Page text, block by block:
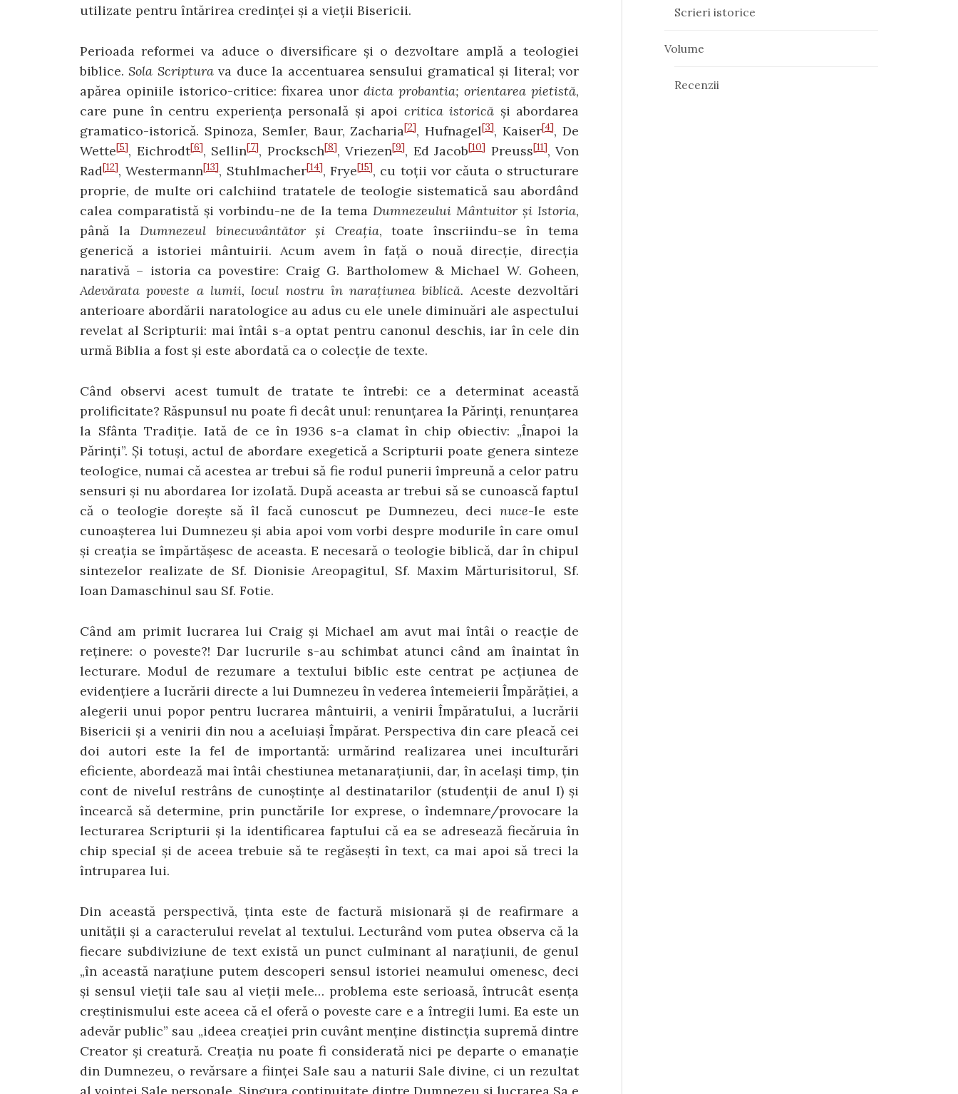
utilizate pentru întărirea credinței și a vieții Bisericii.
Perioada reformei va aduce o diversificare și o dez­voltare amplă a teologiei
biblice.Sola Scripturava duce la accentuarea sensului gramatical și literal; vor
apărea opini­ile istorico-critice: fixarea unor dicta probantia; orientarea pie­tistă,
care pune în centru experiența personală și apoi critica istorică și abordarea
gramatico-istorică. Spinoza, Semler, Baur, Zacharia[2], Hufnagel[3], Kaiser[4], De
Wette[5], Eichrodt[6], Sellin[7], Procksch[8], Vriezen[9], Ed Jacob[10] Preuss[11], Von
Rad[12], Westermann[13], Stuhlmacher[14], Frye[15], cu toții vor căuta o structurare
proprie, de multe ori calchiind tratatele de te­ologie sistematică sau abordând
calea comparatistă și vorbindu-ne de la tema Dumnezeului Mântuitor și Istoria,
până laDumnezeul binecuvântător și Creația, toate înscriindu-se în tema
generică a istoriei mântuirii. Acum avem în față o nouă direcție, direcția
narativă – istoria ca povestire: Craig G. Bartholomew & Michael W. Goheen,
Adevărata poveste a lumii, locul nostru în narațiunea biblică. Aceste dezvoltări
anterioare abordării naratologice au adus cu ele unele dimi­nuări ale aspectului
revelat al Scripturii: mai întâi s-a optat pentru canonul deschis, iar în cele din
urmă Biblia a fost și este abordată ca o colecție de texte.
Când observi acest tumult de tratate te întrebi: ce a de­terminat această
prolificitate? Răspunsul nu poate fi decât unul: renunțarea la Părinți, renunțarea
la Sfânta Tradiție. Iată de ce în 1936 s-a clamat în chip obiectiv: „Înapoi la
Părinți”. Și totuși, actul de abordare exegetică a Scripturii poa­te genera sinteze
teologice, numai că acestea ar trebui să fie rodul punerii împreună a celor patru
sensuri și nu aborda­rea lor izolată. După aceasta ar trebui să se cunoască faptul
că o teologie dorește să îl facă cunoscut pe Dumnezeu, decinuce-le este
cunoașterea lui Dumnezeu și abia apoi vom vor­bi despre modurile în care omul
și creația se împărtășesc de aceasta. E necesară o teologie biblică, dar în chipul
sinteze­lor realizate de Sf. Dionisie Areopagitul, Sf. Maxim Mărturisitorul, Sf.
Ioan Damaschinul sau Sf. Fotie.
Când am primit lucrarea lui Craig și Michael am avut mai întâi o reacție de
reținere: o poveste?! Dar lucrurile s-au schimbat atunci când am înaintat în
lecturare. Modul de rezu­mare a textului biblic este centrat pe acțiunea de
evidențiere a lucrării directe a lui Dumnezeu în vederea întemeierii Împărăției, a
alegerii unui popor pentru lucrarea mântuirii, a venirii Împăratului, a lucrării
Bisericii și a venirii din nou a aceluiași Împărat. Perspectiva din care pleacă cei
doi autori este la fel de importantă: urmărind realizarea unei inculturări
eficiente, abordează mai întâi chestiunea metanarațiunii, dar, în același timp, țin
cont de nivelul restrâns de cunoștințe al destinatarilor (studenții de anul I) și
încearcă să determine, prin punctările lor exprese, o îndemnare/provocare la
lecturarea Scripturii și la identificarea faptului că ea se adresează fiecăruia în
chip special și de aceea trebuie să te regăsești în text, ca mai apoi să treci la
întruparea lui.
Din această perspectivă, ținta este de factură misionară și de reafirmare a
unității și a caracterului revelat al textu­lui. Lecturând vom putea observa că la
fiecare subdiviziune de text există un punct culminant al narațiunii, de genul
„în această narațiune putem descoperi sensul istoriei neamului omenesc, deci
și sensul vieții tale sau al vieții mele… proble­ma este serioasă, întrucât esența
creștinismului este aceea că el oferă o poveste care e a întregii lumi. Ea este un
adevăr public” sau „ideea creației prin cuvânt menține distincția su­premă dintre
Creator și creatură. Creația nu poate fi conside­rată nici pe departe o emanație
din Dumnezeu, o revărsare a ființei Sale sau a naturii Sale divine, ci un rezultat
al voinței Sale personale. Singura continuitate dintre Dumnezeu și lu­crarea Sa e
Scrieri istorice
Volume
Recenzii